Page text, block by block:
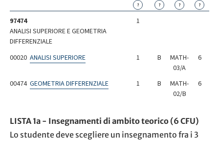
?
?
?
?
97474
ANALISI SUPERIORE E GEOMETRIA
DIFFERENZIALE
1
00020 ANALISI SUPERIORE 1 B
MATH-
03/A
6
00474 GEOMETRIA DIFFERENZIALE 1 B
MATH-
02/B
6
LISTA 1a - Insegnamenti di ambito teorico (6 CFU)
Lo studente deve scegliere un insegnamento fra i 3